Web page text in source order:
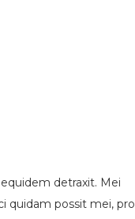
detraxit. Mei
quidam possit mei, pro